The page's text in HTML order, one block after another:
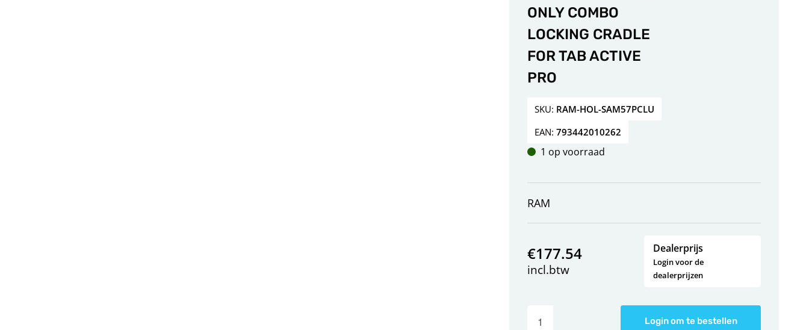
ONLY COMBO
LOCKING CRADLE
FOR TAB ACTIVE
PRO
SKU: RAM-HOL-SAM57PCLU
EAN:793442010262
1 op voorraad
RAM
€177.54
incl.btw
Dealerprijs
Login voor de
dealerprijzen
Login om te bestellen